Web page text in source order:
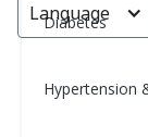
Diabetes
Hypertension
Language
MCT、